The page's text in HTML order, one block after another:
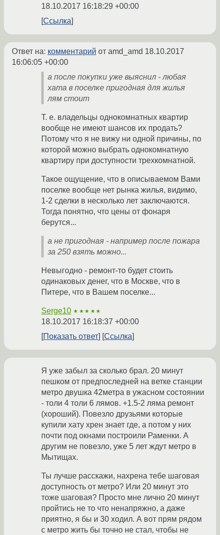
18.10.2017 16:18:29 +00:00
Ссылка
Ответ на: комментарий от amd_amd 18.10.2017
16:06:05 +00:00
а после покупки уже выяснил - любая
хата в поселке пригодная для жилья
лям стоит
Т. е. владельцы однокомнатных квартир
вообще не имеют шансов их продать?
Потому что я не вижу ни одной причины, по
которой можно выбрать однокомнатную
квартиру при доступности трехкомнатной.
Такое ощущение, что в описываемом Вами
поселке вообще нет рынка жилья, видимо,
1-2 сделки в несколько лет заключаются.
Тогда понятно, что цены от фонаря
берутся...
а не пригодная - например после пожара
за 250 взять можно...
Невыгодно - ремонт-то будет стоить
одинаковых денег, что в Москве, что в
Питере, что в Вашем поселке...
Serge10 ★★★★★
18.10.2017 16:18:37 +00:00
Показать ответ
Ссылка
Я уже забыл за сколько брал. 20 минут
пешком от предпоследней на ветке станции
метро двушка 42метра в ужасном состоянии
- толи 4 толи 6 лямов. +1.5-2 ляма ремонт
(хороший). Повезло друзьями которые
купили хату хрен знает где, а потом у них
почти под окнами построили Раменки. А
другим не повезло, уже 5 лет ждут метро в
Мытищах.
Ты лучше расскажи, нахрена тебе шаговая
доступность от метро? Или 20 минут это
тоже шаговая? Просто мне лично 20 минут
пройтись не то что ненапряжно, а даже
приятно, я бы и 30 ходил. А вот прям рядом
с метро жить бы точно не стал, чтобы не